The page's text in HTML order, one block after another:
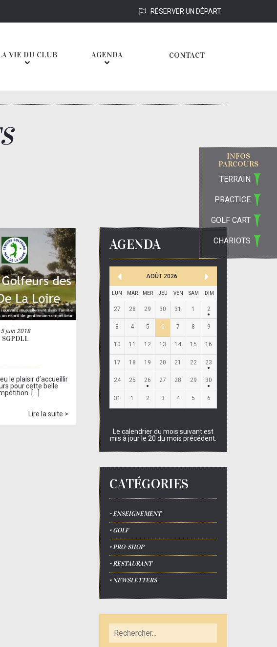
RÉSERVER UN DÉPART
VIE DU CLUB AGENDA CONTACT
INFOS
PARCOURS
TERRAIN
PRACTICE
GOLF CART
CHARIOTS
5 juin 2018
SGPDLL
le plaisir d’accueillir
pour cette belle
[…]
Lire la suite >
AGENDA
AOÛT 2026
LUN MAR MER JEU VEN SAM DIM
27 28 29 30 31 1 2
3 4 5 6 7 8 9
10 11 12 13 14 15 16
17 18 19 20 21 22 23
24 25 26 27 28 29 30
31 1 2 3 4 5 6
Le calendrier du mois suivant est
mis à jour le 20 du mois précédent.
CATÉGORIES
• ENSEIGNEMENT
• GOLF
• PRO-SHOP
• RESTAURANT
• NEWSLETTERS